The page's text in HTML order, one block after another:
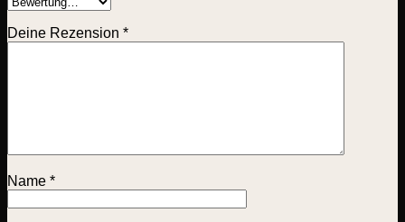
Deine Rezension *
Name *